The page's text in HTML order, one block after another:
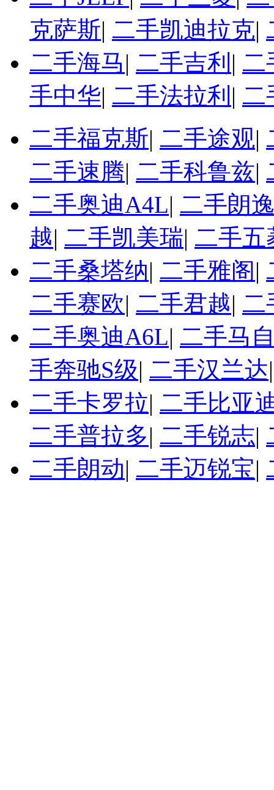
克萨斯| 二手凯迪拉克|
二手海马| 二手吉利 | 二
手中华| 二手法拉利 | 二
二手福克斯| 二手途观|
二手速腾| 二手科鲁兹|
二手奥迪A4L| 二手朗
越| 二手凯美瑞| 二手五
二手桑塔纳| 二手雅阁|
二手赛欧| 二手君越| 二
二手奥迪A6L| 二手马
手奔驰S级| 二手汉兰达
二手卡罗拉| 二手比亚
二手普拉多| 二手锐志|
二手朗动| 二手迈锐宝|